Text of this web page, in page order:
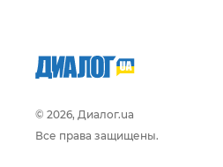
© 2026, Диалог.ua
Все права защищены.